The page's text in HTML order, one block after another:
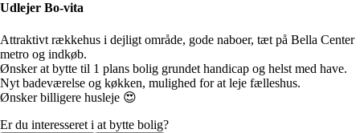
Udlejer Bo-vita
Attraktivt rækkehus i dejligt område, gode naboer, tæt på Bella Center
metro og indkøb.
Ønsker at bytte til 1 plans bolig grundet handicap og helst med have.
Nyt badeværelse og køkken, mulighed for at leje fælleshus.
Ønsker billigere husleje 😍
Er du interesseret i at bytte bolig?